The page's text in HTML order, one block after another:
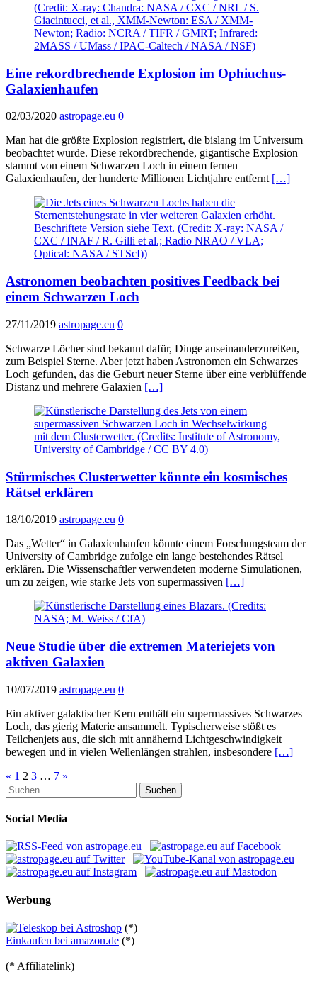
Eine rekordbrechende Explosion im Ophiuchus-
Galaxienhaufen
02/03/2020 astropage.eu 0
Man hat die größte Explosion registriert, die bislang im Universum
beobachtet wurde. Diese rekordbrechende, gigantische Explosion
stammt von einem Schwarzen Loch in einem fernen
Galaxienhaufen, der hunderte Millionen Lichtjahre entfernt […]
Astronomen beobachten positives Feedback bei
einem Schwarzen Loch
27/11/2019 astropage.eu 0
Schwarze Löcher sind bekannt dafür, Dinge auseinanderzureißen,
zum Beispiel Sterne. Aber jetzt haben Astronomen ein Schwarzes
Loch gefunden, das die Geburt neuer Sterne über eine verblüffende
Distanz und mehrere Galaxien […]
Stürmisches Clusterwetter könnte ein kosmisches
Rätsel erklären
18/10/2019 astropage.eu 0
Das „Wetter“ in Galaxienhaufen könnte einem Forschungsteam der
University of Cambridge zufolge ein lange bestehendes Rätsel
erklären. Die Wissenschaftler verwendeten moderne Simulationen,
um zu zeigen, wie starke Jets von supermassiven […]
Neue Studie über die extremen Materiejets von
aktiven Galaxien
10/07/2019 astropage.eu 0
Ein aktiver galaktischer Kern enthält ein supermassives Schwarzes
Loch, das gierig Materie ansammelt. Typischerweise stößt es
Teilchenjets aus, die sich mit annähernd Lichtgeschwindigkeit
bewegen und in vielen Wellenlängen strahlen, insbesondere […]
Seitennummerierung
der
Beiträge
« 1 2 3 … 7 »
Suchen
nach:
Social Media
Werbung
(*)
Einkaufen bei amazon.de (*)
(* Affiliatelink)